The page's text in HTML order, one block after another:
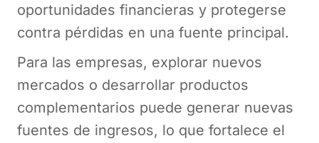
oportunidades financieras y protegerse
contra pérdidas en una fuente principal.
Para las empresas, explorar nuevos
mercados o desarrollar productos
complementarios puede generar nuevas
fuentes de ingresos, lo que fortalece el